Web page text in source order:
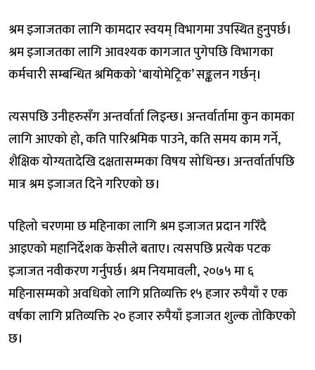
श्रम इजाजतका लागि कामदार स्वयम् विभागमा उपस्थित हुनुपर्छ।
श्रम इजाजतका लागि आवश्यक कागजात पुगेपछि विभागका
कर्मचारी सम्बन्धित श्रमिकको ‘बायोमेट्रिक’ सङ्कलन गर्छन्।
त्यसपछि उनीहरुसँग अन्तर्वार्ता लिइन्छ। अन्तर्वार्तामा कुन कामका
लागि आएको हो, कति पारिश्रमिक पाउने, कति समय काम गर्ने,
शैक्षिक योग्यतादेखि दक्षतासम्मका विषय सोधिन्छ। अन्तर्वार्तापछि
मात्र श्रम इजाजत दिने गरिएको छ।
पहिलो चरणमा छ महिनाका लागि श्रम इजाजत प्रदान गरिँदै
आइएको महानिर्देशक केसीले बताए। त्यसपछि प्रत्येक पटक
इजाजत नवीकरण गर्नुपर्छ। श्रम नियमावली, २०७५ मा ६
महिनासम्मको अवधिको लागि प्रतिव्यक्ति १५ हजार रुपैयाँ र एक
वर्षका लागि प्रतिव्यक्ति २० हजार रुपैयाँ इजाजत शुल्क तोकिएको
छ।